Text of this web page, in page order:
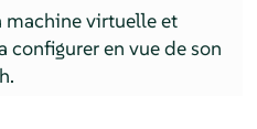
machine virtuelle et
configurer en vue de son